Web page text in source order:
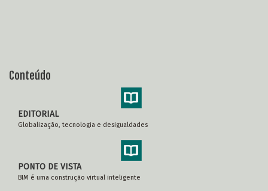
Conteúdo
EDITORIAL
Globalização, tecnologia e desigualdades
PONTO DE VISTA
BIM é uma construção virtual inteligente